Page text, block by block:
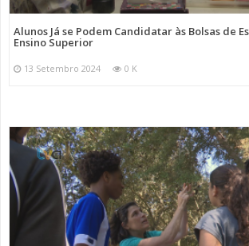
Alunos Já se Podem Candidatar às Bolsas de
Ensino Superior
13 Setembro 2024 0 K